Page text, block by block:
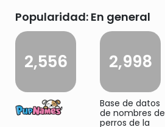
Popularidad: En general
2,556 2,998
Base de datos
de nombres de
perros de la